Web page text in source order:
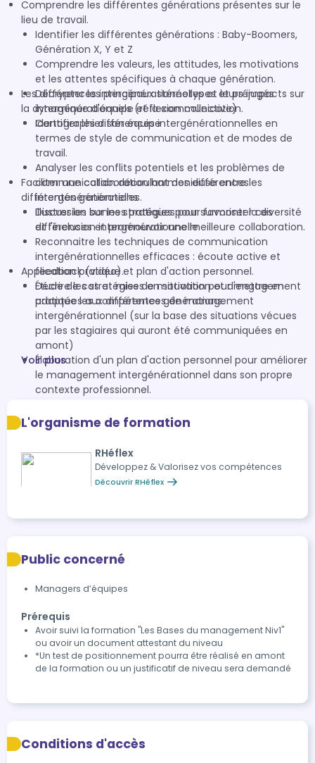
Comprendre les différentes générations présentes sur le
lieu de travail.
Identifier les différentes générations : Baby-Boomers,
Génération X, Y et Z
Comprendre les valeurs, les attitudes, les motivations
et les attentes spécifiques à chaque génération.
Décrypter les principaux stéréotypes et préjugés
intergénérationnels (réflexion collective)
Cartographier son équipe
Les différences intergénérationnelles et leurs impacts sur
la dynamique d'équipe et la communication.
Identifier les différences intergénérationnelles en
termes de style de communication et de modes de
travail.
Analyser les conflits potentiels et les problèmes de
communication découlant des différences
intergénérationnelles.
Discussion sur les stratégies pour surmonter ces
différences et promouvoir une meilleure collaboration.
Faciliter une collaboration harmonieuse entre les
différentes générations
Illustrer les bonnes pratiques pour favoriser la diversité
et l'inclusion intergénérationnelle.
Reconnaitre les techniques de communication
intergénérationnelles efficaces : écoute active et
feedback (vidéo).
Décrire les stratégies de motivation et d'engagement
adaptées aux différentes générations.
Application pratique et plan d'action personnel.
Étude de cas et mises en situation pour mettre en
pratique les compétences de management
intergénérationnel (sur la base des situations vécues
par les stagiaires qui auront été communiquées en
amont)
Élaboration d'un plan d'action personnel pour améliorer
le management intergénérationnel dans son propre
contexte professionnel.
développement continu.
Voir plus
L'organisme de formation
RHéflex
Développez & Valorisez vos compétences
Découvrir RHéflex
Public concerné
Managers d’équipes
Prérequis
Avoir suivi la formation "Les Bases du management Niv1"
ou avoir un document attestant du niveau
*Un test de positionnement pourra être réalisé en amont
de la formation ou un justificatif de niveau sera demandé
Conditions d'accès